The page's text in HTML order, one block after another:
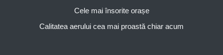
Cele mai însorite orașe
Calitatea aerului cea mai proastă chiar acum